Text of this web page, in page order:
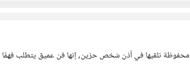
محفوظة نلقيها في أذن شخص حزين, إنها فن عميق يتطلب فهمًا